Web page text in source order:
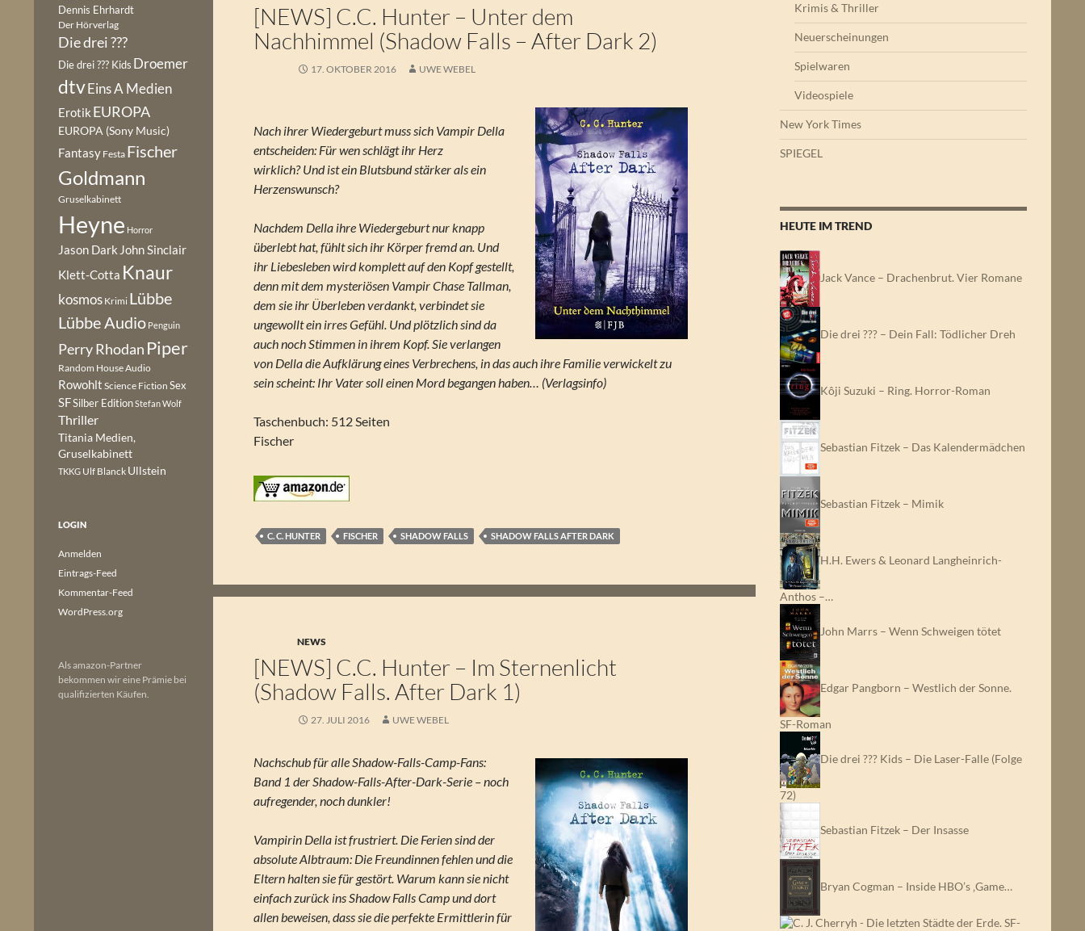
[NEWS] C.C. Hunter – Unter dem
Nachhimmel (Shadow Falls – After Dark 2)
17. OKTOBER 2016 UWE WEBEL
Nach ihrer Wiedergeburt muss sich Vampir Della
entscheiden: Für wen schlägt ihr Herz
wirklich? Und ist ein Blutsbund stärker als ein
Herzenswunsch?
Nachdem Della ihre Wiedergeburt nur knapp
überlebt hat, fühlt sich ihr Körper fremd an. Und
ihr Liebesleben wird komplett auf den Kopf gestellt,
denn mit dem mysteriösen Vampir Chase Tallman,
dem sie ihr Überleben verdankt, verbindet sie
ungewollt ein irres Gefühl. Und plötzlich sind da
auch noch Stimmen in ihrem Kopf. Sie verlangen
von Della die Aufklärung eines Verbrechens, in das auch ihre Familie verwickelt zu
sein scheint: Ihr Vater soll einen Mord begangen haben… (Verlagsinfo)
Taschenbuch: 512 Seiten
Fischer
C. C. HUNTER FISCHER SHADOW FALLS SHADOW FALLS AFTER DARK
NEWS
[NEWS] C.C. Hunter – Im Sternenlicht
(Shadow Falls. After Dark 1)
27. JULI 2016 UWE WEBEL
Nachschub für alle Shadow-Falls-Camp-Fans:
Band 1 der Shadow-Falls-After-Dark-Serie – noch
aufregender, noch dunkler!
Vampirin Della ist frustriert. Die Ferien sind der
absolute Albtraum: Die Freundinnen fehlen und die
Eltern halten sie für gestört. Warum kann sie nicht
einfach zurück ins Shadow Falls Camp und dort
allen beweisen, dass sie die perfekte Ermittlerin für
Krimis & Thriller
Neuerscheinungen
Spielwaren
Videospiele
New York Times
SPIEGEL
HEUTE IM TREND
Jack Vance – Drachenbrut. Vier Romane
Die drei ??? – Dein Fall: Tödlicher Dreh
Kôji Suzuki – Ring. Horror-Roman
Sebastian Fitzek – Das Kalendermädchen
Sebastian Fitzek – Mimik
H.H. Ewers & Leonard Langheinrich-
Anthos –…
John Marrs – Wenn Schweigen tötet
Edgar Pangborn – Westlich der Sonne.
SF-Roman
Die drei ??? Kids – Die Laser-Falle (Folge
72)
Sebastian Fitzek – Der Insasse
Bryan Cogman – Inside HBO’s ‚Game…
Dennis Ehrhardt
Der Hörverlag
Die drei ???
Die drei ??? Kids Droemer
dtvEins A Medien
Erotik EUROPA
EUROPA (Sony Music)
Fantasy Festa Fischer
Goldmann
Gruselkabinett
Heyne Horror
Jason Dark John Sinclair
Klett-Cotta Knaur
kosmos Krimi Lübbe
Lübbe Audio Penguin
Perry Rhodan Piper
Random House Audio
Rowohlt Science Fiction Sex
SFSilber EditionStefan Wolf
Thriller
Titania Medien,
Gruselkabinett
TKKG Ulf Blanck Ullstein
LOGIN
Anmelden
Eintrags-Feed
Kommentar-Feed
WordPress.org
Als amazon-Partner
bekommen wir eine Prämie bei
qualifizierten Käufen.